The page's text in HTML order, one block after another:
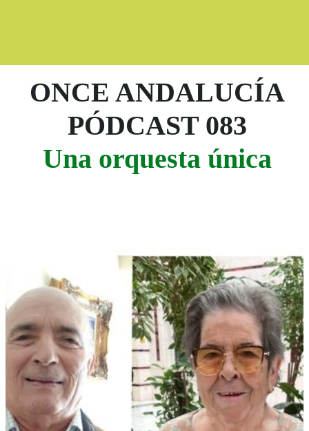
Boletín
ONCE ANDALUCÍA
PÓDCAST 083
Una orquesta única